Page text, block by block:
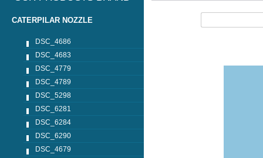
CATERPILAR NOZZLE
DSC_4686
DSC_4683
DSC_4779
DSC_4789
DSC_5298
DSC_6281
DSC_6284
DSC_6290
DSC_4679